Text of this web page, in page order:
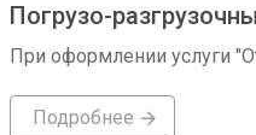
Погрузо-
При оформлении услуги
Подробнее